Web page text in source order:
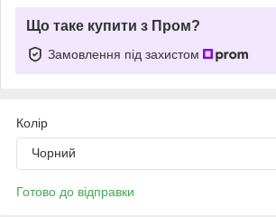
Що таке купити з Пром?
Замовлення під захистом
Колір
Чорний
Готово до відправки